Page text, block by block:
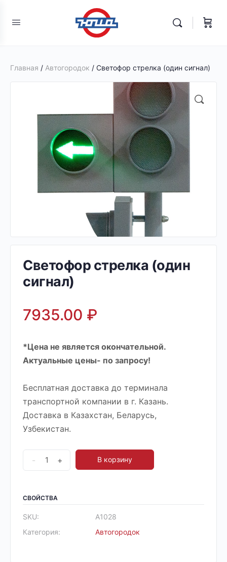
Главная / Автогородок / Светофор стрелка (один сигнал)
Светофор стрелка (один
сигнал)
7935.00 ₽
*Цена не является окончательной.
Актуальные цены- по запросу!
Бесплатная доставка до терминала
транспортной компании в г. Казань.
Доставка в Казахстан, Беларусь,
Узбекистан.
- + В корзину
СВОЙСТВА
SKU:
А1028
Категория:
Автогородок